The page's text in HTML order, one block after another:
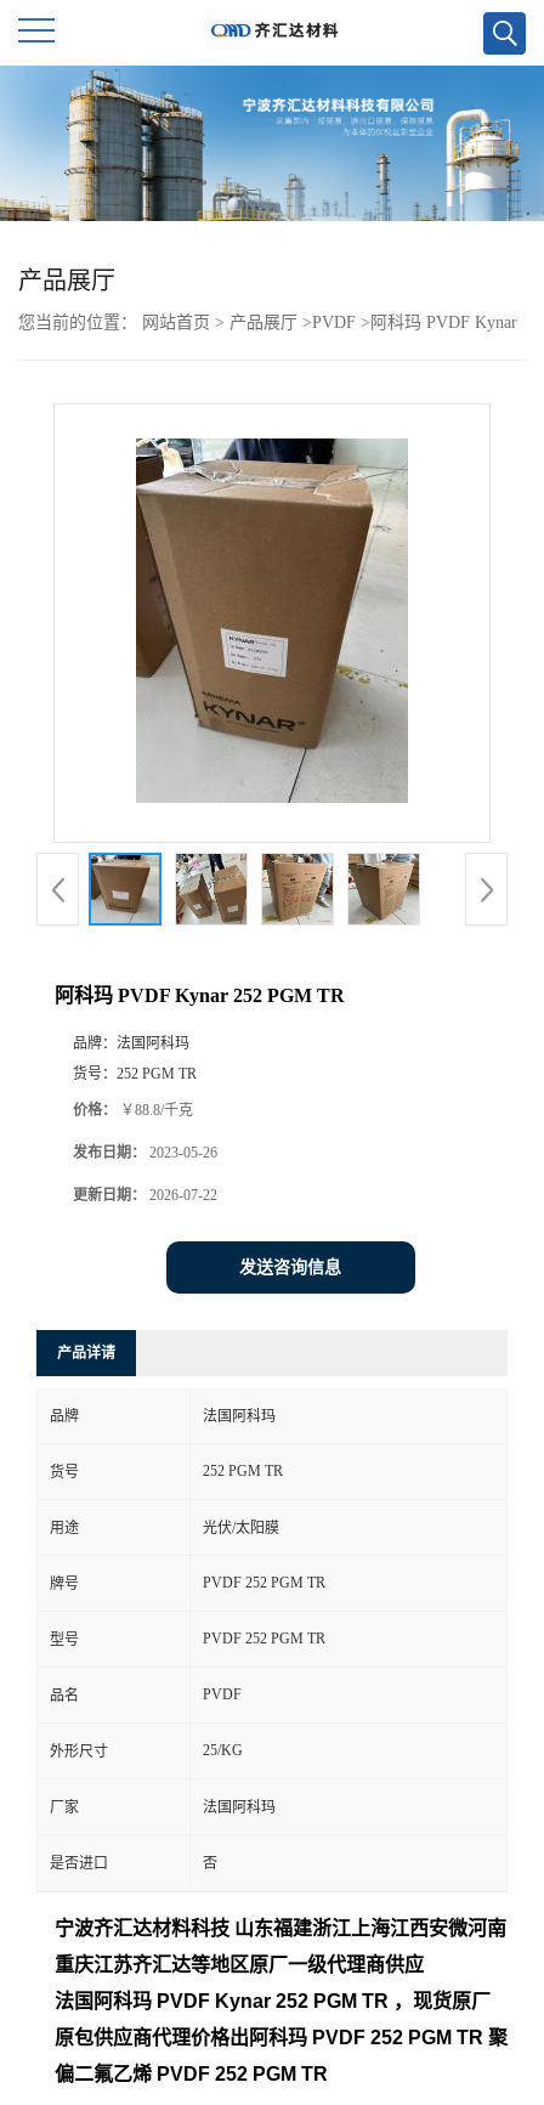
首
页
公
品
厅
系
言
产品展厅
您当前的位置： 网站首页 > 产品展厅 >PVDF > 阿科玛 PVDF Kynar
阿科玛 PVDF Kynar 252 PGM TR
品牌： 法国阿科玛
货号： 252 PGM TR
价格： ￥88.8/千克
发布日期： 2023-05-26
更新日期： 2026-07-22
发送咨询信息
产品详请
品牌 法国阿科玛
货号 252 PGM TR
用途 光伏/太阳膜
牌号 PVDF 252 PGM TR
型号 PVDF 252 PGM TR
品名 PVDF
外形尺寸 25/KG
厂家 法国阿科玛
是否进口 否
宁波齐汇达材料科技 山东福建浙江上海江西安微河南
重庆江苏齐汇达等地区原厂一级代理商供应
法国阿科玛 PVDF Kynar 252 PGM TR ，现货原厂
原包供应商代理价格出阿科玛 PVDF 252 PGM TR 聚
偏二氟乙烯 PVDF 252 PGM TR